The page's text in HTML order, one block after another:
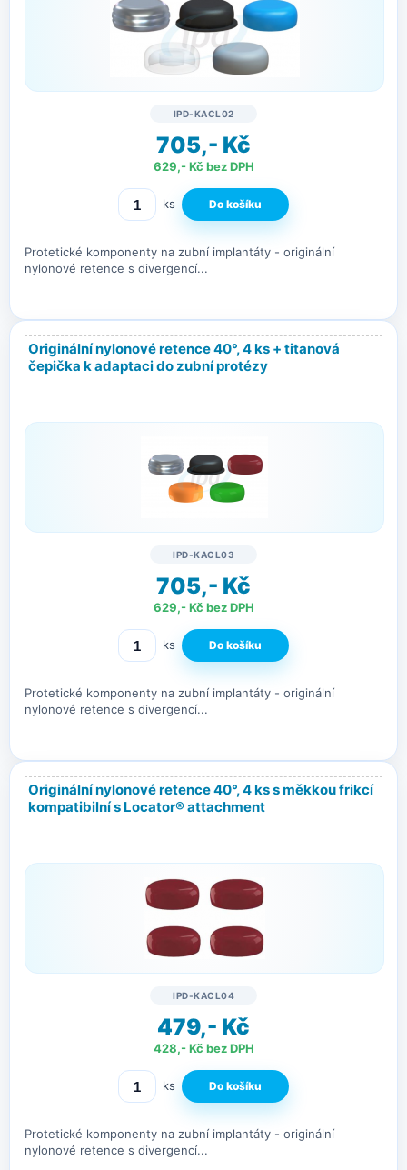
IPD-KACL02
705,- Kč
629,- Kč bez DPH
ks
Protetické komponenty na zubní implantáty - originální
nylonové retence s divergencí...
Originální nylonové retence 40°, 4 ks + titanová
čepička k adaptaci do zubní protézy
IPD-KACL03
705,- Kč
629,- Kč bez DPH
ks
Protetické komponenty na zubní implantáty - originální
nylonové retence s divergencí...
Originální nylonové retence 40°, 4 ks s měkkou frikcí
kompatibilní s Locator® attachment
IPD-KACL04
479,- Kč
428,- Kč bez DPH
ks
Protetické komponenty na zubní implantáty - originální
nylonové retence s divergencí...